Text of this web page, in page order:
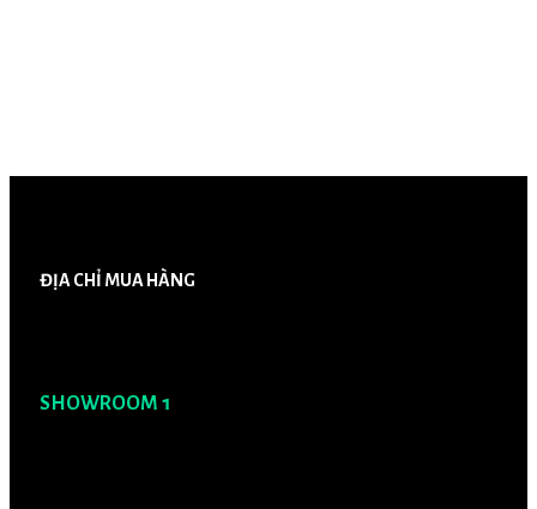
ĐỊA CHỈ MUA HÀNG
SHOWROOM 1